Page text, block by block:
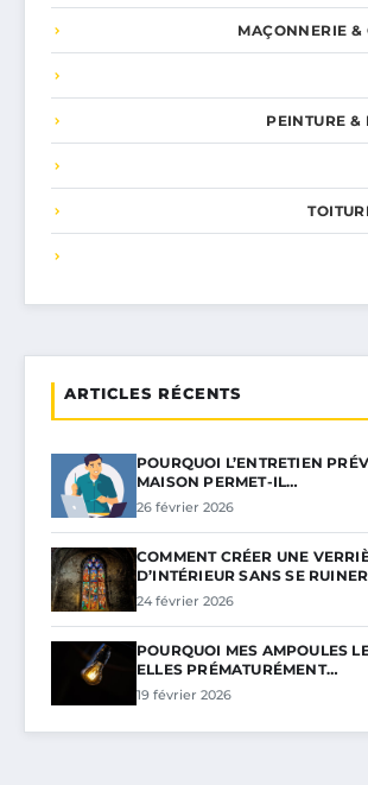
MAÇONNERIE &
PEINTURE &
ARTICLES RÉCENTS
POURQUOI L’ENTRETIEN
MAISON PERMET-IL…
26 février 2026
COMMENT CRÉER UNE
D’INTÉRIEUR SANS SE
24 février 2026
POURQUOI MES AMPOULES
ELLES PRÉMATURÉMENT…
19 février 2026